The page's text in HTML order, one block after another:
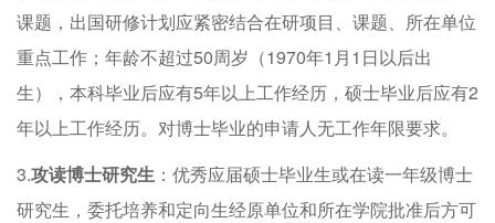
课题，出国研修计划应紧密结合在研项目、课题、所在单位
重点工作；年龄不超过50周岁（1970年1月1日以后出
生），本科毕业后应有5年以上工作经历，硕士毕业后应有2
年以上工作经历。对博士毕业的申请人无工作年限要求。
3.攻读博士研究生 ：优秀应届硕士毕业生或在读一年级博士
研究生，委托培养和定向生经原单位和所在学院批准后方可